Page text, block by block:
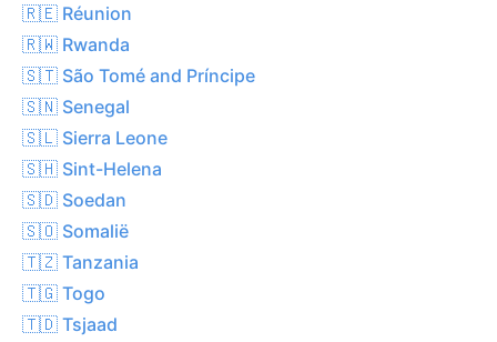
🇷🇪 Réunion
🇷🇼 Rwanda
🇸🇹 São Tomé and Príncipe
🇸🇳 Senegal
🇸🇱 Sierra Leone
🇸🇭 Sint-Helena
🇸🇩 Soedan
🇸🇴 Somalië
🇹🇿 Tanzania
🇹🇬 Togo
🇹🇩 Tsjaad